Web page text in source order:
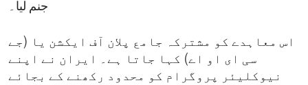
جنم لیا۔
اس معاہدے کو مشترکہ جامع پلان آف ایکشن یا (جے
سی ای او اے) کہا جاتا ہے۔ ایران نے اپنے
نیوکلیئر پروگرام کو محدود رکھنے کے بجائے